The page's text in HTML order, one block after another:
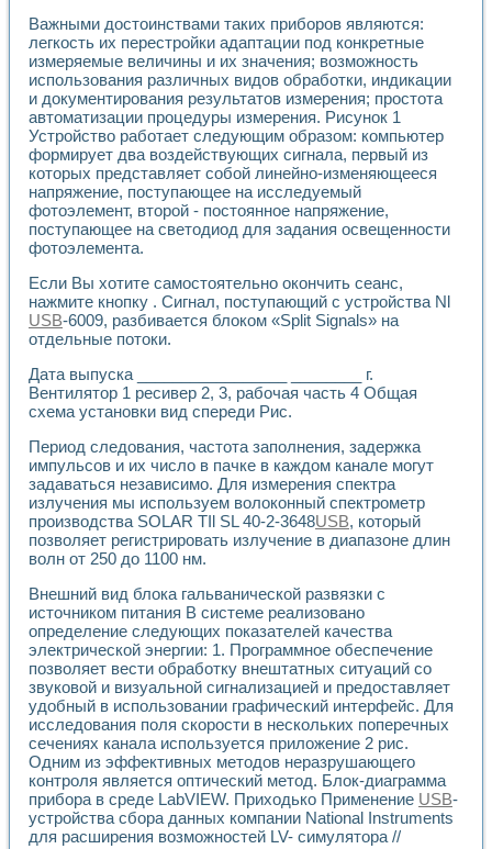
Опыт разработки LabVIEW лабораторных практикумов
Проблемы повышения качества образования и
Развитие LabVIEW лабораторного практикума по
Разработка виртуальной лаборатории по электротехнике
Усовершенствованные алгоритмы частотного анализа
Об опыте работы учебного центра «Технологии
Технологии NI в магистерской программе «Прикладная
Система диагностики двигателей постоянного тока
Автоматизированный стенд формирования
Лабораторный практикум по курсу ИИС на базе
Партнеры
Учебные заведения
Бизнес
Контакты
Важными достоинствами таких приборов являются:
легкость их перестройки адаптации под конкретные
измеряемые величины и их значения; возможность
использования различных видов обработки, индикации
и документирования результатов измерения; простота
автоматизации процедуры измерения. Рисунок 1
Устройство работает следующим образом: компьютер
формирует два воздействующих сигнала, первый из
которых представляет собой линейно-изменяющееся
напряжение, поступающее на исследуемый
фотоэлемент, второй - постоянное напряжение,
поступающее на светодиод для задания освещенности
фотоэлемента.
Если Вы хотите самостоятельно окончить сеанс,
нажмите кнопку . Сигнал, поступающий с устройства Nl
USB-6009, разбивается блоком «Split Signals» на
отдельные потоки.
Дата выпуска _________________ ________ г.
Вентилятор 1 ресивер 2, 3, рабочая часть 4 Общая
схема установки вид спереди Рис.
Период следования, частота заполнения, задержка
импульсов и их число в пачке в каждом канале могут
задаваться независимо. Для измерения спектра
излучения мы используем волоконный спектрометр
производства SOLAR TIl SL 40-2-3648USB, который
позволяет регистрировать излучение в диапазоне длин
волн от 250 до 1100 нм.
Внешний вид блока гальванической развязки с
источником питания В системе реализовано
определение следующих показателей качества
электрической энергии: 1. Программное обеспечение
позволяет вести обработку внештатных ситуаций со
звуковой и визуальной сигнализацией и предоставляет
удобный в использовании графический интерфейс. Для
исследования поля скорости в нескольких поперечных
сечениях канала используется приложение 2 рис.
Одним из эффективных методов неразрушающего
контроля является оптический метод. Блок-диаграмма
прибора в среде LabVIEW. Приходько Применение USB-
устройства сбора данных компании National Instruments
для расширения возможностей LV- симулятора //